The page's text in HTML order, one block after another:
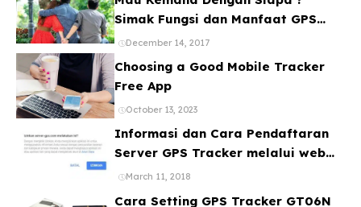
Simak Fungsi dan Manfaat GPS
Mobil
December 14, 2017
Choosing a Good Mobile Tracker
Free App
October 13, 2023
Informasi dan Cara Pendaftaran
Server GPS Tracker melalui web
ataupun Aplikasi Online Gratis
March 11, 2018
Cara Setting GPS Tracker GT06N